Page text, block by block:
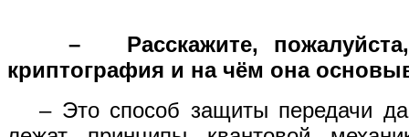
–
Расскажите,
криптография и на чём она
– Это способ защиты передачи